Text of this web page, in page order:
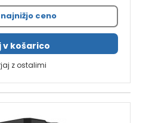
ceno
v košarico
z ostalimi